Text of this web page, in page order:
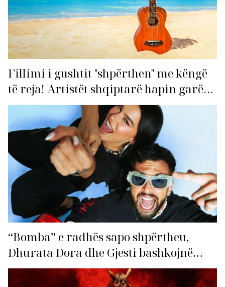
Fillimi i gushtit "shpërthen" me këngë
të reja! Artistët shqiptarë hapin garën
për hitin e verës!
“Bomba” e radhës sapo shpërtheu,
Dhurata Dora dhe Gjesti bashkojnë
fuqitë me “Gasolina”!